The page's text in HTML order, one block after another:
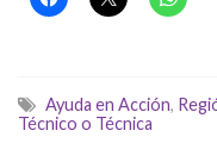
Ayuda en Acción,
Técnico o Técnica